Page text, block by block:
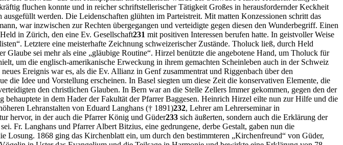
fluchen konnte und in reicher schriftstellerischer Tätigkeit Großes in herausfordernder Keckheit
werden. Die Leidenschaften glühten im Parteistreit. Mit matten Konzessionen schritt das
war inzwischen zur Rechten übergegangen und verteidigte gegen diesen den Wunderbegriff. Einen
in Zürich, den eine Ev. Gesellschaft231 mit positiven Interessen berufen hatte. In geistvoller Weise
Letztere eine meisterhafte Zeichnung schweizerischer Zustände. Tholuck ließ, durch Held
sei mehr als eine „gläubige Routine“. Hirzel benützte die angebotene Hand, um Tholuck für
um die englisch-amerikanische Erweckung in ihrem gemachten Scheinleben auch in der Schweiz
Ereignis war es, als die Ev. Allianz in Genf zusammentrat und Riggenbach über den
Idee und Vorstellung erscheinen. In Basel siegten um diese Zeit die konservativen Elemente, die
den christlichen Glauben. In Bern war an die Stelle Zellers Immer gekommen, gegen den der
in dem Hader der Fakultät der Pfarrer Baggesen. Heinrich Hirzel eilte nun zur Hilfe und die
Lehranstalten von Eduard Langhans († 1891)232, Lehrer am Lehrerseminar in
hervor, in der auch die Pfarrer König und Güder233 sich äußerten, sondern auch die Erklärung der
Fr. Langhans und Pfarrer Albert Bitzius, eine gedrungene, derbe Gestalt, gaben nun die
Losung. 1868 ging das Kirchenblatt ein, um durch den bestimmteren „Kirchenfreund“ von Güder,